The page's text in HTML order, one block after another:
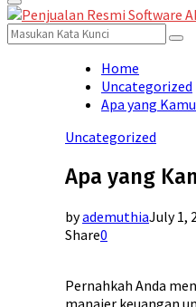
for:
Primary
Menu
Search
for:
Home
Uncategorized
Apa yang
Uncategorized
Apa yang
byademuthiaJuly 1,
Share0
Pernahkah Anda
manajer keuangan